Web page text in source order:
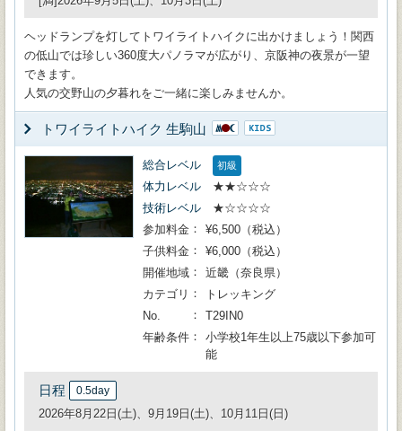
ヘッドランプを灯してトワイライトハイクに出かけましょう！関西
の低山では珍しい360度大パノラマが広がり、京阪神の夜景が一望
できます。
人気の交野山の夕暮れをご一緒に楽しみませんか。
トワイライトハイク 生駒山
総合レベル 初級
体力レベル
★★☆☆☆
技術レベル
★☆☆☆☆
参加料金
¥6,500（税込）
子供料金
¥6,000（税込）
開催地域
近畿（奈良県）
カテゴリ
トレッキング
No.
T29IN0
年齢条件
小学校1年生以上75歳以下参加可
能
日程 0.5day
2026年8月22日(土)、9月19日(土)、10月11日(日)